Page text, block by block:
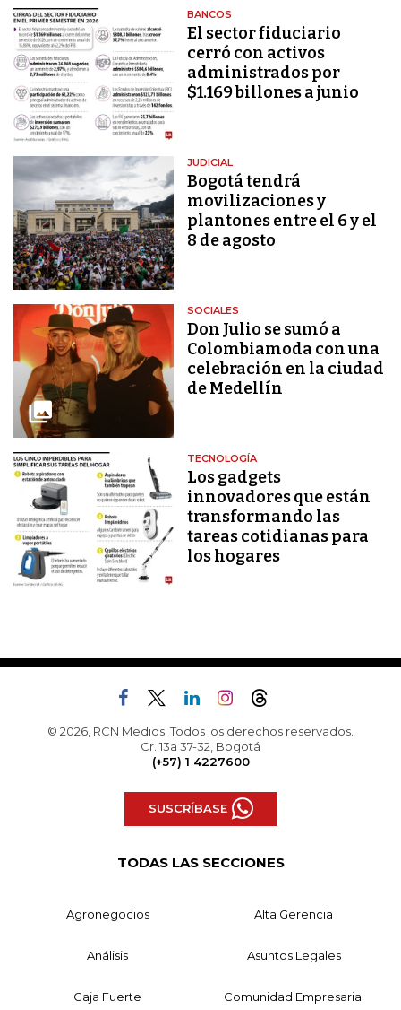
BANCOS
El sector fiduciario
cerró con activos
administrados por
$1.169 billones a junio
JUDICIAL
Bogotá tendrá
movilizaciones y
plantones entre el 6 y el
8 de agosto
SOCIALES
Don Julio se sumó a
Colombiamoda con una
celebración en la ciudad
de Medellín
TECNOLOGÍA
Los gadgets
innovadores que están
transformando las
tareas cotidianas para
los hogares
© 2026, RCN Medios. Todos los derechos reservados.
Cr. 13a 37-32, Bogotá
(+57) 1 4227600
SUSCRÍBASE
TODAS LAS SECCIONES
Agronegocios Alta Gerencia
Análisis Asuntos Legales
Caja Fuerte Comunidad Empresarial